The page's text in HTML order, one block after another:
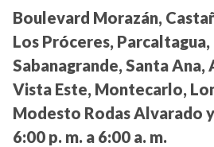
Boulevard Morazán,
Los Próceres,
Sabanagrande, Santa Ana,
Vista Este, Montecarlo,
Modesto Rodas Alvarado
6:00 p. m. a 6:00 a. m.